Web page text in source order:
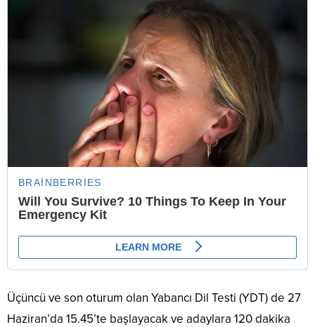
Üçüncü ve son oturum olan Yabancı Dil Testi (YDT) de 27
Haziran’da 15.45’te başlayacak ve adaylara 120 dakika